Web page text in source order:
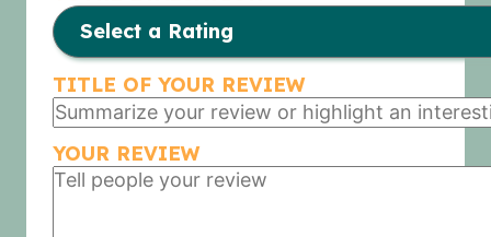
TITLE OF YOUR REVIEW
YOUR REVIEW